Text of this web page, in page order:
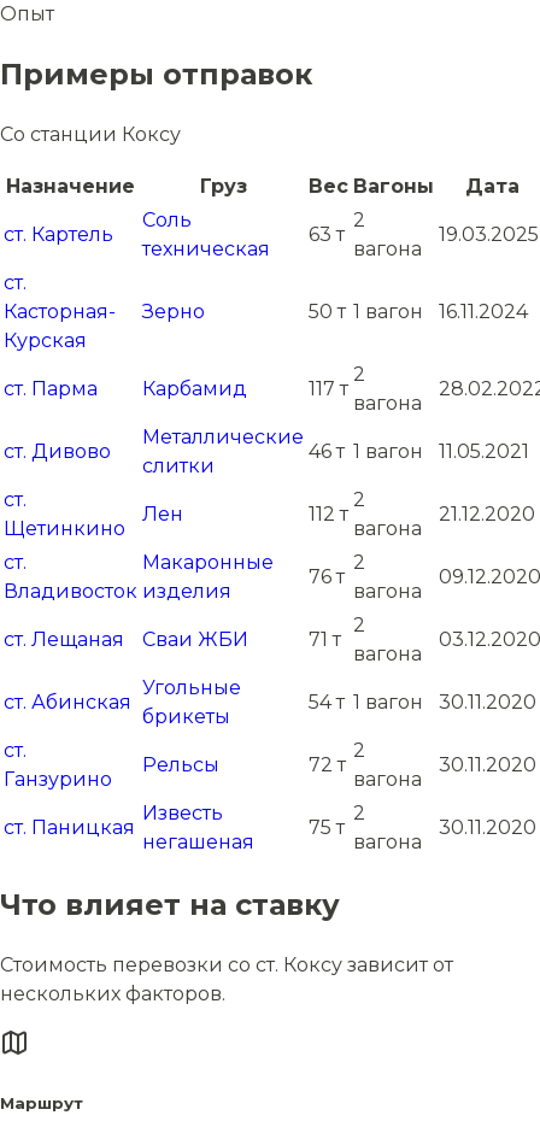
Опыт
Примеры отправок
Со станции Коксу
Назначение Груз Вес Вагоны Дата
ст. Картель
Соль
техническая
63 т
2
вагона
19.03.2025
ст.
Касторная-
Курская
Зерно 50 т 1 вагон 16.11.2024
ст. Парма Карбамид 117 т
2
вагона
ст. Дивово
Металлические
слитки
46 т 1 вагон 11.05.2021
ст.
Щетинкино
Лен 112 т
2
вагона
21.12.2020
ст.
Владивосток
Макаронные
изделия
76 т
2
вагона
09.12.2020
ст. Лещаная Сваи ЖБИ 71 т
2
вагона
03.12.2020
ст. Абинская
Угольные
брикеты
54 т 1 вагон 30.11.2020
ст.
Ганзурино
Рельсы 72 т
2
вагона
30.11.2020
ст. Паницкая
Известь
негашеная
75 т
2
вагона
30.11.2020
Что влияет на ставку
Стоимость перевозки со ст. Коксу зависит от
нескольких факторов.
Маршрут